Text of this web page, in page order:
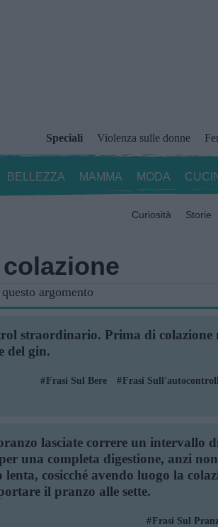
Speciali Violenza sulle donne
BELLEZZA MAMMA MODA
Curiosità Storie
argomento
straordinario. Prima di colazione
del gin.
Frasi Sul Bere Frasi
lasciate correre un intervallo
una completa digestione, anzi
lenta, cosicché avendo luogo la
il pranzo alle sette.
Frasi Sul